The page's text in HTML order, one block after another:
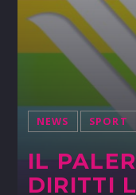
NEWS SPORT
IL
DIRITTI